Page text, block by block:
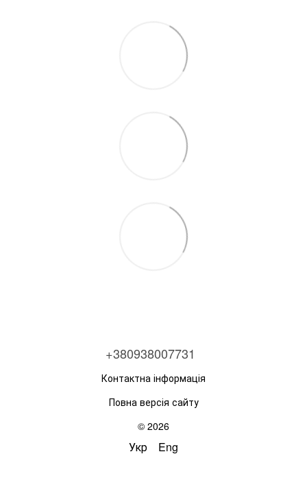
+380938007731
Контактна інформація
Повна версія сайту
© 2026
Укр Eng